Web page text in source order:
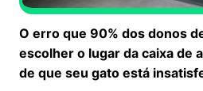
O erro que 90% dos donos
escolher o lugar da caixa de
de que seu gato está